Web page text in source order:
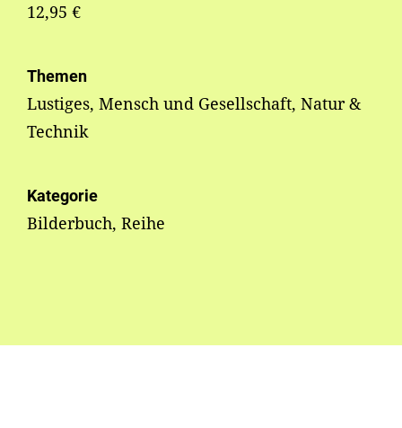
12,95 €
Themen
Lustiges, Mensch und Gesellschaft, Natur &
Technik
Kategorie
Bilderbuch, Reihe